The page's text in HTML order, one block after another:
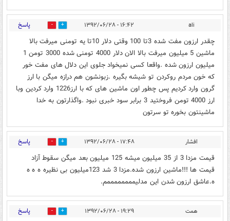
ali ۱۶:۴۲ - ۱۳۹۲/۰۶/۲۸ 0 پاسخ
چقدر ارزون مفت شده 3تا 100 وقتی دلار 10تا یه تومنی میرفت بالا
ماشین 5 میلیون میرفت بالا الان دلار 4000 تومنی شده 3000 تومن 1
میلیون ارزون شده .واقعا کسی نمیخواد جلوی این دلال های مفت خور
که خون مردم روکردن تو شیشه بگیره .زبونشون هم درازه میگن با ارز
گرون وارد کردیم پس چطور اون ماشین های که با ارز1226 وارد کردین وبا
ارز 4000 تومن فروختید 3 برابر سود خبری نبود .واگذارتون به خدا
ماشینتون بخوره تو سرتون
افشار ۱۷:۴۸ - ۱۳۹۲/۰۶/۲۸ 0 پاسخ
قیمت مزدا 3 از 35 میلیون میشه 125 میلیون بعد میگن سقوط آزاد
قیمت ها !!!ماشین ارزون شده.مزدا 3 شد 123میلیون بی نظیره ه ه ه
ه.عاشق ارزون شدن این مدلیممممممممم.
همت ۱۹:۲۹ - ۱۳۹۲/۰۶/۲۸ 0 پاسخ